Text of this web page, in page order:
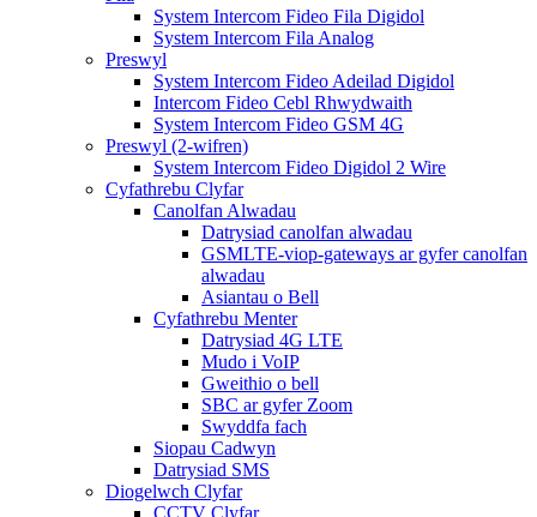
System Intercom Fideo Fila Digidol
System Intercom Fila Analog
Preswyl
System Intercom Fideo Adeilad Digidol
Intercom Fideo Cebl Rhwydwaith
System Intercom Fideo GSM 4G
Preswyl (2-wifren)
System Intercom Fideo Digidol 2 Wire
Cyfathrebu Clyfar
Canolfan Alwadau
Datrysiad canolfan alwadau
GSMLTE-viop-gateways ar gyfer canolfan
alwadau
Asiantau o Bell
Cyfathrebu Menter
Datrysiad 4G LTE
Mudo i VoIP
Gweithio o bell
SBC ar gyfer Zoom
Swyddfa fach
Siopau Cadwyn
Datrysiad SMS
Diogelwch Clyfar
CCTV Clyfar